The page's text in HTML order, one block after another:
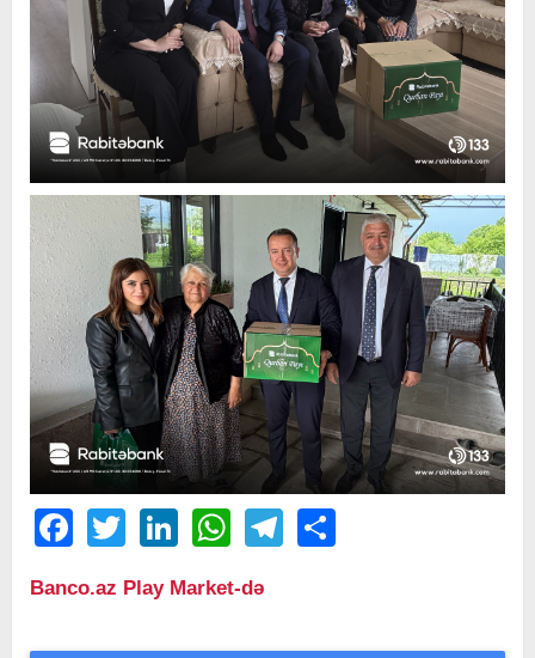
FacebookTwitter LinkedIn WhatsAppTelegram
Banco.az Play Market-də